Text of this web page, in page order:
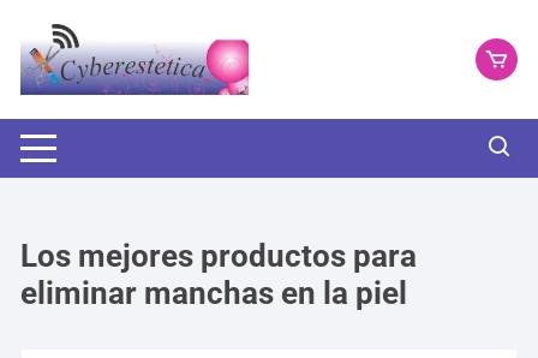
contenido
Los mejores productos para
eliminar manchas en la piel